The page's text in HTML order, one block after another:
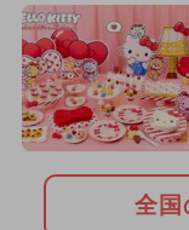
全国